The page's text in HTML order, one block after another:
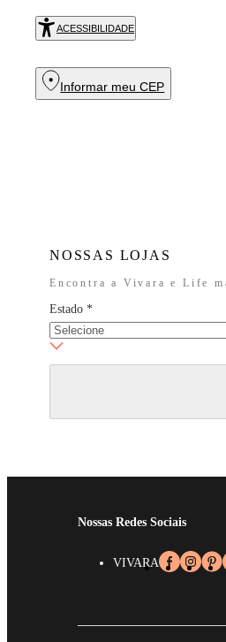
ACESSIBILIDADE
Informar meu CEP
NOSSAS LOJAS
Encontra a Vivara e Life
Estado *
Nossas Redes Sociais
VIVARA